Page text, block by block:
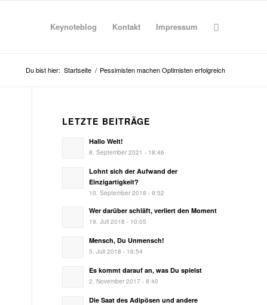
Keynoteblog Kontakt Impressum
Du bist hier: Startseite / Pessimisten machen Optimisten erfolgreich
LETZTE BEITRÄGE
Hallo Welt!
8. September 2021 - 18:46
Lohnt sich der Aufwand der
Einzigartigkeit?
10. September 2018 - 9:52
Wer darüber schläft, verliert den Moment
19. Juli 2018 - 10:05
Mensch, Du Unmensch!
5. Juli 2018 - 16:54
Es kommt darauf an, was Du spielst
2. November 2017 - 8:40
Die Saat des Adipösen und andere